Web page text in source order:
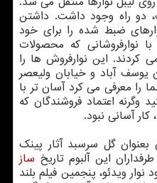
دو راه وجود داشت. داشتن
ضبط شده را برای خود
نوارفروشانی که محصولات
این نوارفروش ها را
آباد و خیابان ولیعصر
را معرفی می کرد آسان تر با
اعتماد فروشندگان که
آسانی نبود.
بعنوان گل سرسبد آثار پینک
این آلبوم تاریخ ساز
ویدئو، پنجمین فیلم بلند